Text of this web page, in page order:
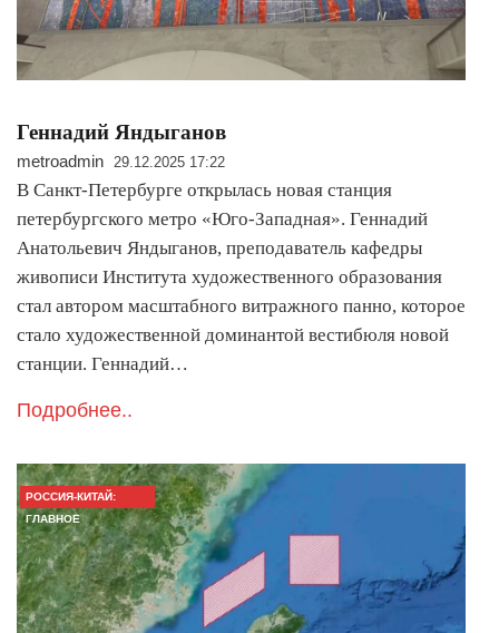
Геннадий Яндыганов
metroadmin 29.12.2025 17:22
В Санкт-Петербурге открылась новая станция
петербургского метро «Юго-Западная». Геннадий
Анатольевич Яндыганов, преподаватель кафедры
живописи Института художественного образования
стал автором масштабного витражного панно, которое
стало художественной доминантой вестибюля новой
станции. Геннадий…
Подробнее..
РОССИЯ-КИТАЙ:
ГЛАВНОЕ